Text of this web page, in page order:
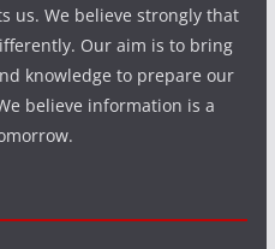
us. We believe strongly that
Our aim is to bring
knowledge to prepare our
believe information is a